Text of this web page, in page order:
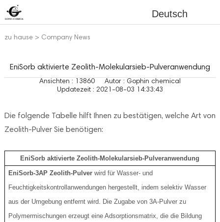
Deutsch
zu hause> Company News
EniSorb aktivierte Zeolith-Molekularsieb-Pulveranwendung
Ansichten : 13860
Autor : Gophin chemical
Updatezeit : 2021-08-03 14:33:43
Die folgende Tabelle hilft Ihnen zu bestätigen, welche Art von
Zeolith-Pulver Sie benötigen:
EniSorb aktivierte Zeolith-Molekularsieb-Pulveranwendung
EniSorb-3AP Zeolith-Pulverwird für Wasser- und
Feuchtigkeitskontrollanwendungen hergestellt, indem selektiv Wasser
aus der Umgebung entfernt wird. Die Zugabe von 3A-Pulver zu
Polymermischungen erzeugt eine Adsorptionsmatrix, die die Bildung